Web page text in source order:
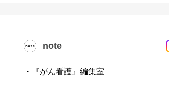
note
・『がん看護』編集室